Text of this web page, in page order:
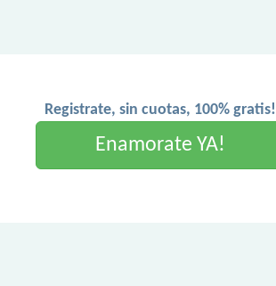
Registrate, sin cuotas, 100% gratis!
Enamorate YA!